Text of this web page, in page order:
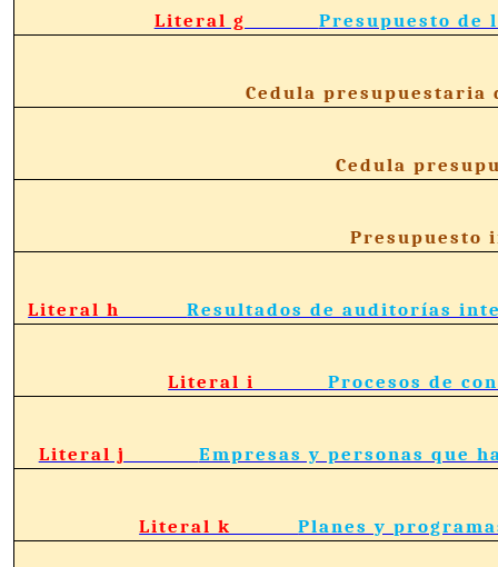
Literal g Presupuesto de
Cedula presupuestaria
Cedula
Presupuesto
Literal hResultados de auditorías
Literal iProcesos de
Literal j Empresas y personas que
Literal kPlanes y